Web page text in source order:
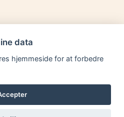
data
hjemmeside for at forbedre